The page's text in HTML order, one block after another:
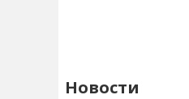
Новости